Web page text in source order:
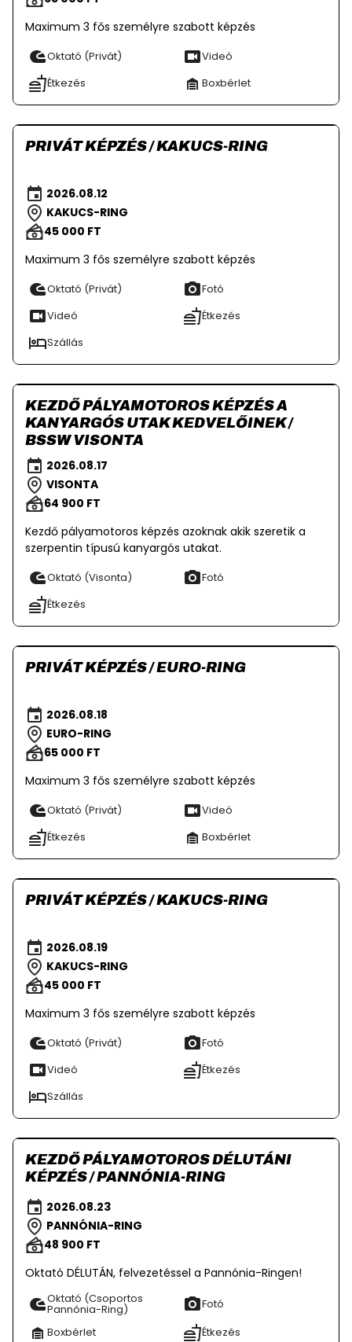
Maximum 3 fős személyre szabott képzés
Oktató (Privát)
Videó
Étkezés
Boxbérlet
PRIVÁT KÉPZÉS / KAKUCS-RING
2026.08.12
KAKUCS-RING
45 000 FT
Maximum 3 fős személyre szabott képzés
Oktató (Privát)
Fotó
Videó
Étkezés
Szállás
KEZDŐ PÁLYAMOTOROS KÉPZÉS A
KANYARGÓS UTAK KEDVELŐINEK /
BSSW VISONTA
2026.08.17
VISONTA
64 900 FT
Kezdő pályamotoros képzés azoknak akik szeretik a
szerpentin típusú kanyargós utakat.
Oktató (Visonta)
Fotó
Étkezés
PRIVÁT KÉPZÉS / EURO-RING
2026.08.18
EURO-RING
65 000 FT
Maximum 3 fős személyre szabott képzés
Oktató (Privát)
Videó
Étkezés
Boxbérlet
PRIVÁT KÉPZÉS / KAKUCS-RING
2026.08.19
KAKUCS-RING
45 000 FT
Maximum 3 fős személyre szabott képzés
Oktató (Privát)
Fotó
Videó
Étkezés
Szállás
KEZDŐ PÁLYAMOTOROS DÉLUTÁNI
KÉPZÉS / PANNÓNIA-RING
2026.08.23
PANNÓNIA-RING
48 900 FT
Oktató DÉLUTÁN, felvezetéssel a Pannónia-Ringen!
Oktató (Csoportos
Pannónia-Ring)
Fotó
Boxbérlet
Étkezés